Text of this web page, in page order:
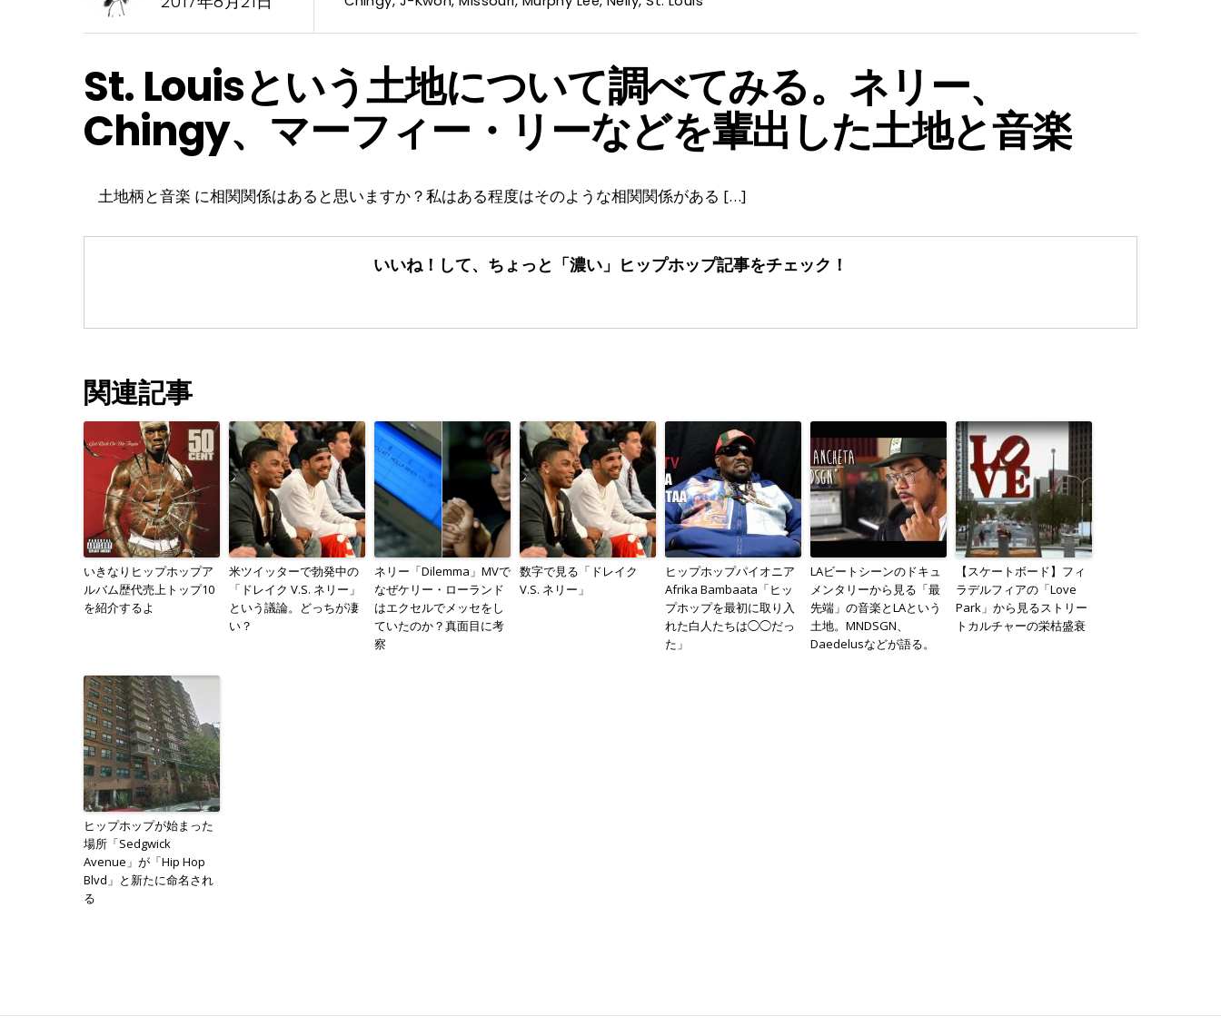
St. Louisという土地について調べてみる。ネリー、
Chingy、マーフィー・リーなどを輩出した土地と音楽
土地柄と音楽 に相関関係はあると思いますか？私はある程度はそのような相関関係がある […]
いいね！して、ちょっと「濃い」 ヒップホップ記事をチェック！
関連記事
いきなりヒップホップア
ルバム歴代売上トップ10
を紹介するよ
米ツイッターで勃発中の
「ドレイク V.S. ネリー」
という議論。どっちが凄
い？
ネリー「Dilemma」MVで
なぜケリー・ローランド
はエクセルでメッセをし
ていたのか？真面目に考
察
数字で見る「ドレイク
V.S. ネリー」
ヒップホップパイオニア
Afrika Bambaata「ヒッ
プホップを最初に取り入
れた白人たちは◯◯だっ
た」
LAビートシーンのドキュ
メンタリーから見る「最
先端」の音楽とLAという
土地。MNDSGN、
Daedelusなどが語る。
【スケートボード】フィ
ラデルフィアの「Love
Park」から見るストリー
トカルチャーの栄枯盛衰
ヒップホップが始まった
場所「Sedgwick
Avenue」が「Hip Hop
Blvd」と新たに命名され
る